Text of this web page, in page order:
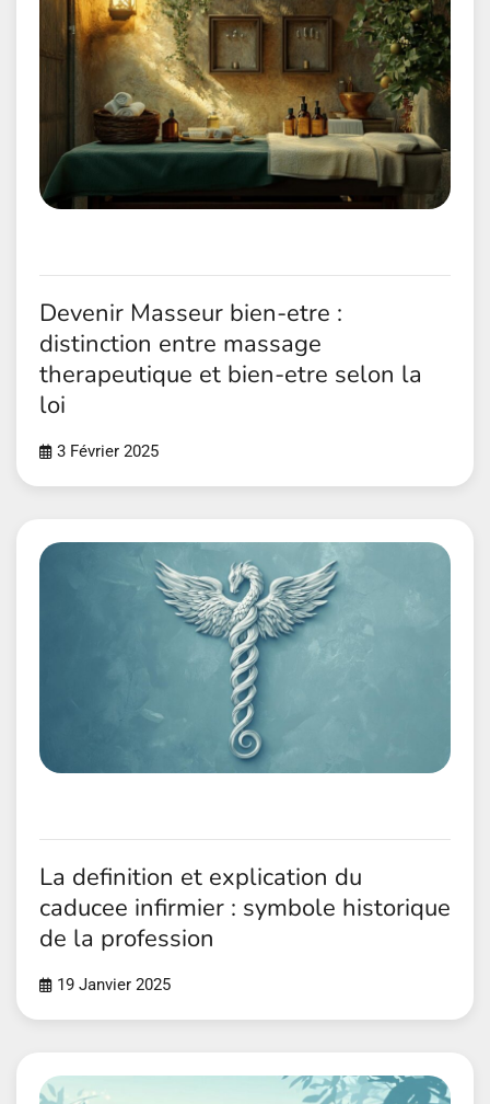
Devenir Masseur bien-etre :
distinction entre massage
therapeutique et bien-etre selon la
loi
3 Février 2025
La definition et explication du
caducee infirmier : symbole historique
de la profession
19 Janvier 2025